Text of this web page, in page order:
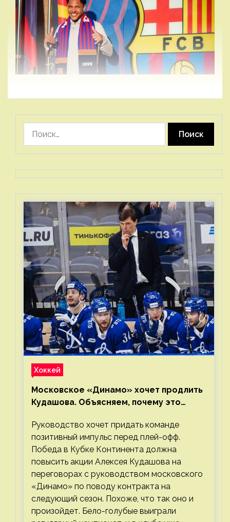
Хоккей
Московское «Динамо» хочет продлить
Кудашова. Объясняем, почему это
Руководство хочет придать команде
позитивный импульс перед плей-офф.
Победа в Кубке Континента должна
повысить акции Алексея Кудашова на
переговорах с руководством московского
«Динамо» по поводу контракта на
следующий сезон. Похоже, что так оно и
произойдет. Бело-голубые выиграли